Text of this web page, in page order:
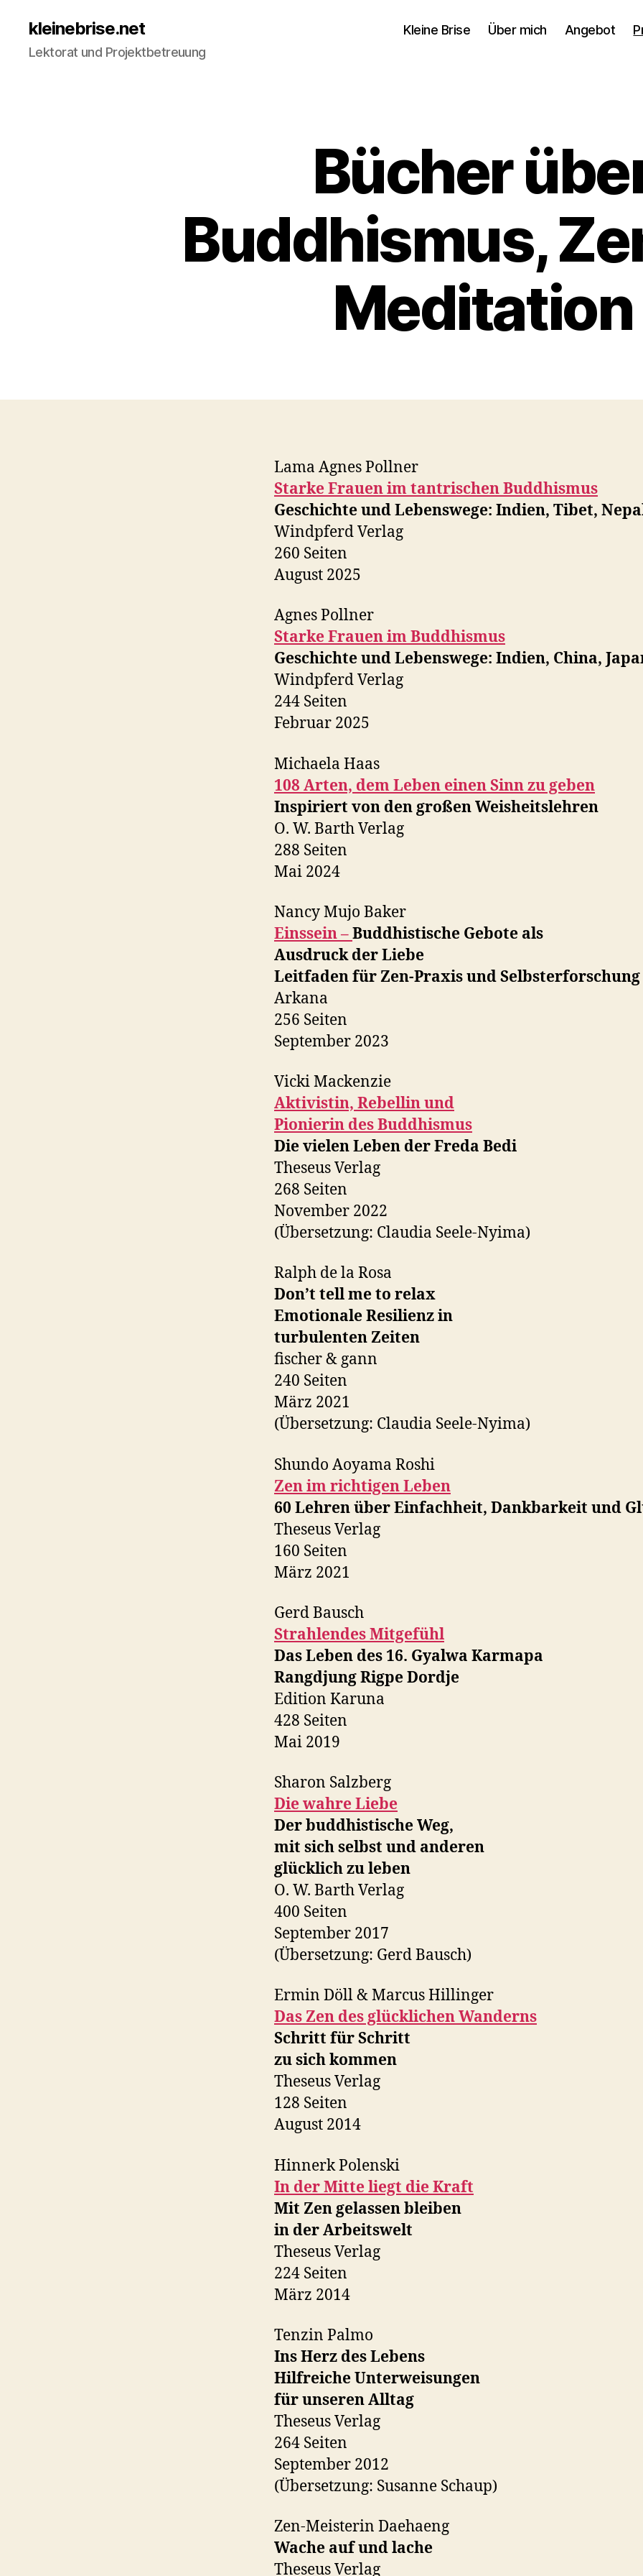
kleinebrise.net
Lektorat und Projektbetreuung
Kleine Brise Über mich Angebot
Bücher
Buddhismus,
Meditation
Lama Agnes Pollner
Starke Frauen im tantrischen Buddhismus
Geschichte und Lebenswege: Indien, Tibet,
Windpferd Verlag
260 Seiten
August 2025
Agnes Pollner
Starke Frauen im Buddhismus
Geschichte und Lebenswege: Indien, China,
Windpferd Verlag
244 Seiten
Februar 2025
Michaela Haas
108 Arten, dem Leben einen Sinn zu geben
Inspiriert von den großen Weisheitslehren
O. W. Barth Verlag
288 Seiten
Mai 2024
Nancy Mujo Baker
Einssein –Buddhistische Gebote als
Ausdruck der Liebe
Leitfaden für Zen-Praxis und Selbsterforschung
Arkana
256 Seiten
September 2023
Vicki Mackenzie
Aktivistin, Rebellin und
Pionierin des Buddhismus
Die vielen Leben der Freda Bedi
Theseus Verlag
268 Seiten
November 2022
(Übersetzung: Claudia Seele-Nyima)
Ralph de la Rosa
Don’t tell me to relax
Emotionale Resilienz in
turbulenten Zeiten
fischer & gann
240 Seiten
März 2021
(Übersetzung: Claudia Seele-Nyima)
Shundo Aoyama Roshi
Zen im richtigen Leben
60 Lehren über Einfachheit, Dankbarkeit und
Theseus Verlag
160 Seiten
März 2021
Gerd Bausch
Strahlendes Mitgefühl
Das Leben des 16. Gyalwa Karmapa
Rangdjung Rigpe Dordje
Edition Karuna
428 Seiten
Mai 2019
Sharon Salzberg
Die wahre Liebe
Der buddhistische Weg,
mit sich selbst und anderen
glücklich zu leben
O. W. Barth Verlag
400 Seiten
September 2017
(Übersetzung: Gerd Bausch)
Ermin Döll & Marcus Hillinger
Das Zen des glücklichen Wanderns
Schritt für Schritt
zu sich kommen
Theseus Verlag
128 Seiten
August 2014
Hinnerk Polenski
In der Mitte liegt die Kraft
Mit Zen gelassen bleiben
in der Arbeitswelt
Theseus Verlag
224 Seiten
März 2014
Tenzin Palmo
Ins Herz des Lebens
Hilfreiche Unterweisungen
für unseren Alltag
Theseus Verlag
264 Seiten
September 2012
(Übersetzung: Susanne Schaup)
Zen-Meisterin Daehaeng
Wache auf und lache
Theseus Verlag